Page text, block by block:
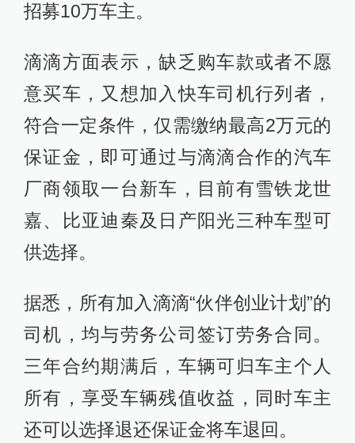
招募10万车主。
滴滴方面表示，缺乏购车款或者不愿
意买车，又想加入快车司机行列者，
符合一定条件，仅需缴纳最高2万元的
保证金，即可通过与滴滴合作的汽车
厂商领取一台新车，目前有雪铁龙世
嘉、比亚迪秦及日产阳光三种车型可
供选择。
据悉，所有加入滴滴“伙伴创业计划”的
司机，均与劳务公司签订劳务合同。
三年合约期满后，车辆可归车主个人
所有，享受车辆残值收益，同时车主
还可以选择退还保证金将车退回。